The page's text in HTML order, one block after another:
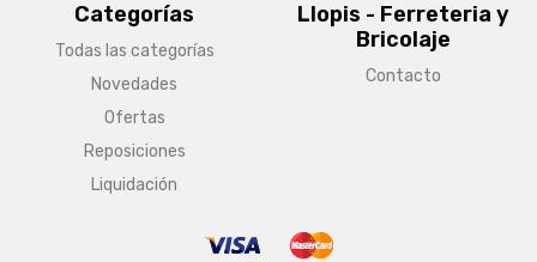
Categorías
Todas las categorías
Novedades
Ofertas
Reposiciones
Liquidación
Llopis - Ferreteria y
Bricolaje
Contacto